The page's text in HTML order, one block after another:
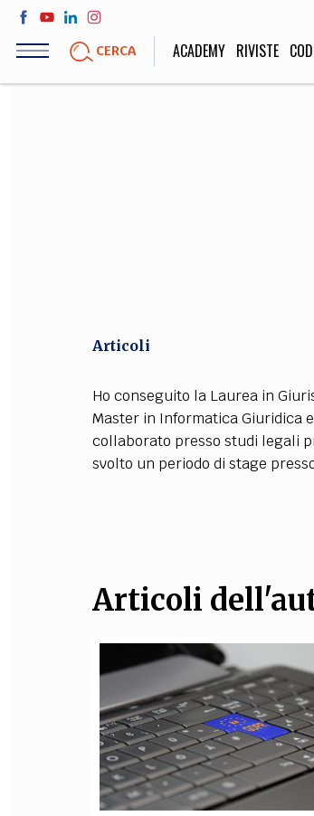
Salta
contenuto
CERCA ACADEMY RIVISTE
Articoli
Ho conseguito la Laurea in
Master in Informatica Giuridica
collaborato presso studi legali
svolto un periodo di stage
Articoli